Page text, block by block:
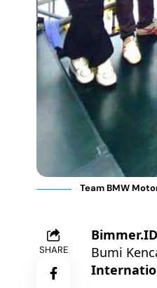
Team BMW
SHARE
Bumi